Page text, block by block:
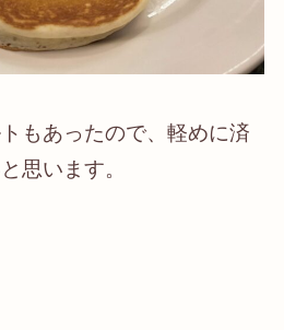
もあったので、軽めに済
思います。